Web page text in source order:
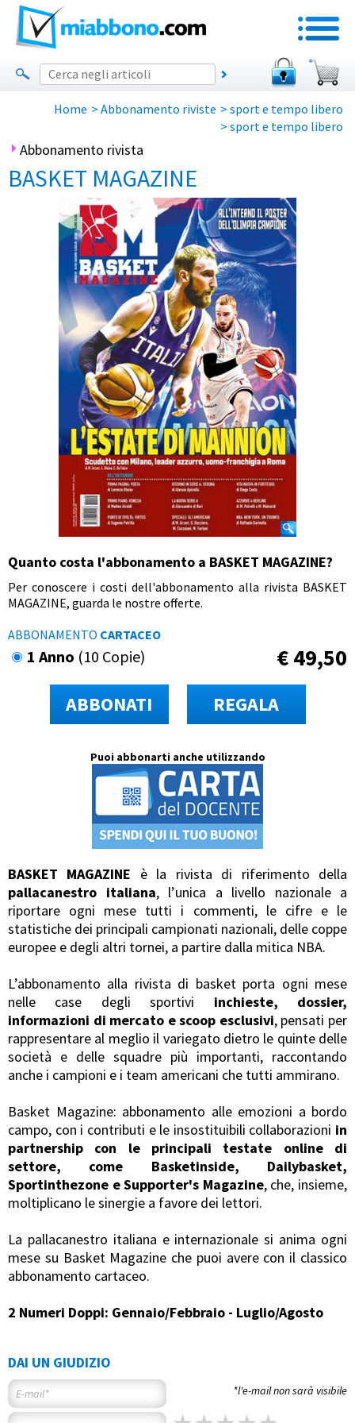
Home > Abbonamento riviste > sport e tempo libero
> sport e tempo libero
Abbonamento rivista
BASKET MAGAZINE
Quanto costa l'abbonamento a BASKET MAGAZINE?
Per conoscere i costi dell'abbonamento alla rivista BASKET
MAGAZINE, guarda le nostre offerte.
ABBONAMENTO CARTACEO
1 Anno (10 Copie) €49,50
ABBONATI REGALA
Puoi abbonarti anche utilizzando
BASKET MAGAZINE è la rivista di riferimento della
pallacanestro italiana, l’unica a livello nazionale a
riportare ogni mese tutti i commenti, le cifre e le
statistiche dei principali campionati nazionali, delle coppe
europee e degli altri tornei, a partire dalla mitica NBA.
L’abbonamento alla rivista di basket porta ogni mese
nelle case degli sportivi inchieste, dossier,
informazioni di mercato e scoop esclusivi, pensati per
rappresentare al meglio il variegato dietro le quinte delle
società e delle squadre più importanti, raccontando
anche i campioni e i team americani che tutti ammirano.
Basket Magazine: abbonamento alle emozioni a bordo
campo, con i contributi e le insostituibili collaborazioni in
partnership con le principali testate online di
settore, come Basketinside, Dailybasket,
Sportinthezone e Supporter's Magazine, che, insieme,
moltiplicano le sinergie a favore dei lettori.
La pallacanestro italiana e internazionale si anima ogni
mese su Basket Magazine che puoi avere con il classico
abbonamento cartaceo.
2 Numeri Doppi: Gennaio/Febbraio - Luglio/Agosto
DAI UN GIUDIZIO
*l'e-mail non sarà visibile